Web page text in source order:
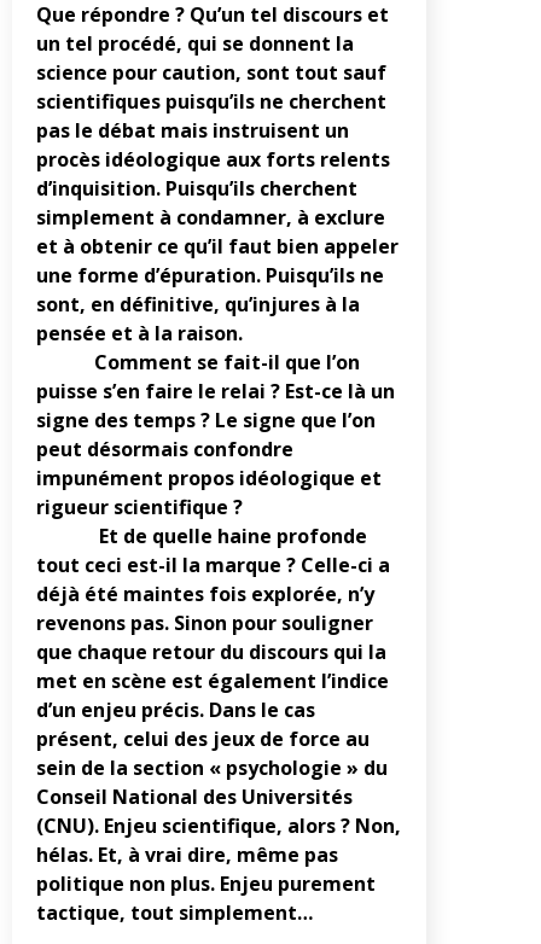
Que répondre ? Qu’un tel discours et
un tel procédé, qui se donnent la
science pour caution, sont tout sauf
scientifiques puisqu’ils ne cherchent
pas le débat mais instruisent un
procès idéologique aux forts relents
d’inquisition. Puisqu’ils cherchent
simplement à condamner, à exclure
et à obtenir ce qu’il faut bien appeler
une forme d’épuration. Puisqu’ils ne
sont, en définitive, qu’injures à la
pensée et à la raison.
Comment se fait-il que l’on
puisse s’en faire le relai ? Est-ce là un
signe des temps ? Le signe que l’on
peut désormais confondre
impunément propos idéologique et
rigueur scientifique ?
Et de quelle haine profonde
tout ceci est-il la marque ? Celle-ci a
déjà été maintes fois explorée, n’y
revenons pas. Sinon pour souligner
que chaque retour du discours qui la
met en scène est également l’indice
d’un enjeu précis. Dans le cas
présent, celui des jeux de force au
sein de la section « psychologie » du
Conseil National des Universités
(CNU). Enjeu scientifique, alors ? Non,
hélas. Et, à vrai dire, même pas
politique non plus. Enjeu purement
tactique, tout simplement…